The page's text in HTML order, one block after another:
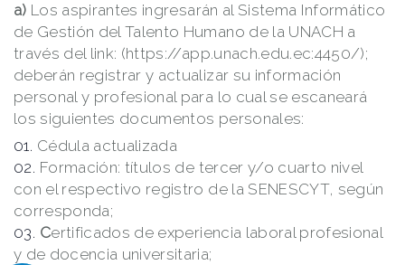
a) Los aspirantes ingresarán al Sistema Informático
de Gestión del Talento Humano de la UNACH a
través del link: (https://app.unach.edu.ec:4450/);
deberán registrar y actualizar su información
personal y profesional para lo cual se escaneará
los siguientes documentos personales:
Cédula actualizada
Formación: títulos de tercer y/o cuarto nivel
con el respectivo registro de la SENESCYT, según
corresponda;
Certificados de experiencia laboral profesional
y de docencia universitaria;